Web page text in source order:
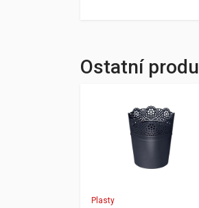
Ostatní
Plasty